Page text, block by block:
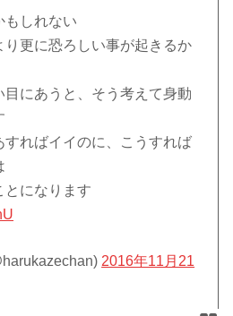
もしれない
り更に恐ろしい事が起きるか
にあうと、そう考えて身動
ればイイのに、こうすれば
とになります
2016年11月21